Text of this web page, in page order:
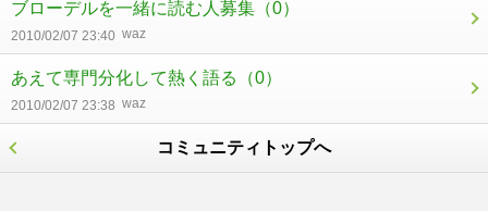
ブローデルを一緒に読む人募集 （0）
2010/02/07 23:40 waz
あえて専門分化して熱く語る （0）
2010/02/07 23:38 waz
コミュニティトップへ